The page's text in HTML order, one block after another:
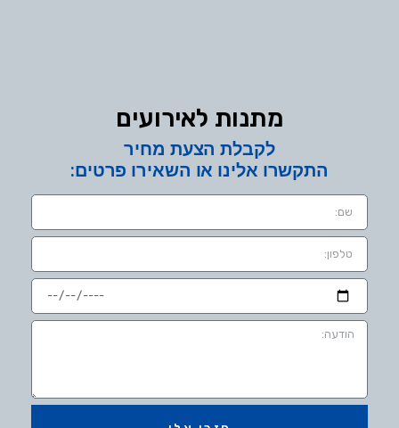
מתנות לאירועים
לקבלת הצעת מחיר
התקשרו אלינו או השאירו פרטים: